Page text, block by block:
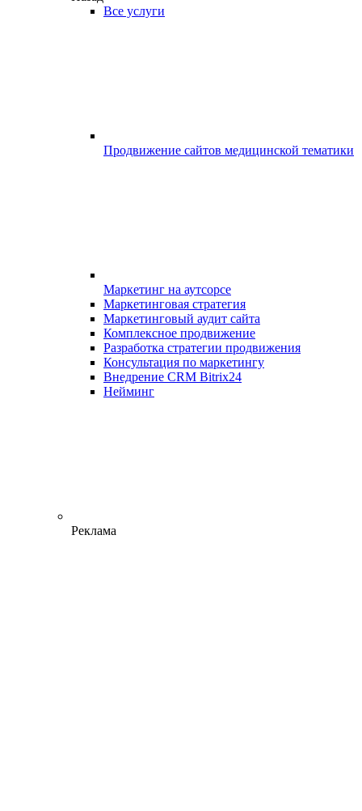
Все услуги
Продвижение сайтов медицинской тематики
Маркетинг на аутсорсе
Маркетинговая стратегия
Маркетинговый аудит сайта
Комплексное продвижение
Разработка стратегии продвижения
Консультация по маркетингу
Внедрение CRM Bitrix24
Нейминг
Реклама